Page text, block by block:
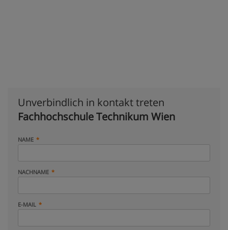
Unverbindlich in kontakt treten
Fachhochschule Technikum Wien
NAME
NACHNAME
E-MAIL